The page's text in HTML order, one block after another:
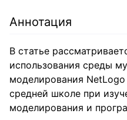
Аннотация
В статье
использования среды
моделирования
средней школе при
моделирования и